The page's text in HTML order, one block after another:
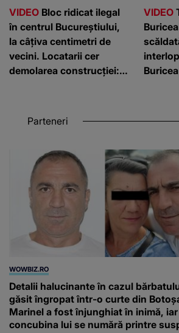
VIDEO Bloc ridicat ilegal
în centrul Bucureștiului,
la câțiva centimetri de
vecini. Locatarii cer
demolarea construcției:
VIDEO
Buricea
Parteneri
WOWBIZ.RO
Detalii halucinante în cazul
găsit îngropat într-o curte din
Marinel a fost înjunghiat în inimă, iar
concubina lui se numără printre